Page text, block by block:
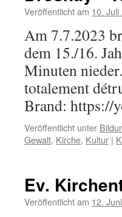
Veröffentlicht am 10. Juli
Am 7.7.2023
dem 15./16.
Minuten
totalement
Brand:
Veröffentlicht unter
Gewalt, Kirche, Kultur |
Ev.
Veröffentlicht am 12.